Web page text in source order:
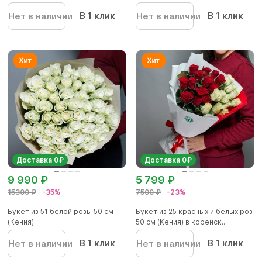
Нет в наличии В 1 клик Нет в наличии В 1 клик
Доставка 0₽
15300 ₽ -35%
9 990 ₽
Букет из 51 белой розы 50 см
(Кения)
Нет в наличии В 1 клик
Доставка 0₽
7500 ₽ -23%
5 799 ₽
Букет из 25 красных и белых роз
50 см (Кения) в корейск...
Нет в наличии В 1 клик